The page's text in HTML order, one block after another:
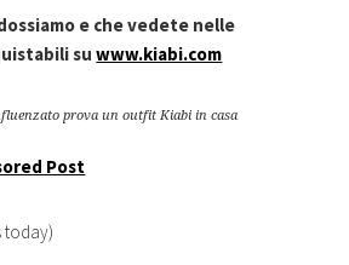
e che vedete nelle
suwww.kiabi.com
prova un outfit Kiabi in casa
Post
today)